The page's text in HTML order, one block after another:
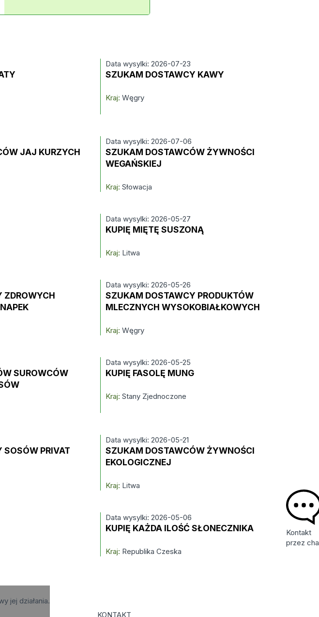
Data wysylki: 2026-07-23
SZUKAM DOSTAWCY KAWY
Kraj: Węgry
JAJ KURZYCH
Data wysylki: 2026-07-06
SZUKAM DOSTAWCÓW ŻYWNOŚCI
WEGAŃSKIEJ
Kraj: Słowacja
Data wysylki: 2026-05-27
KUPIĘ MIĘTĘ SUSZONĄ
Kraj: Litwa
ZDROWYCH
Data wysylki: 2026-05-26
SZUKAM DOSTAWCY PRODUKTÓW
MLECZNYCH WYSOKOBIAŁKOWYCH
Kraj: Węgry
SUROWCÓW
Data wysylki: 2026-05-25
KUPIĘ FASOLĘ MUNG
Kraj: Stany Zjednoczone
PRIVAT
Data wysylki: 2026-05-21
SZUKAM DOSTAWCÓW ŻYWNOŚCI
EKOLOGICZNEJ
Kraj: Litwa
Data wysylki: 2026-05-06
KUPIĘ KAŻDA ILOŚĆ SŁONECZNIKA
Kraj: Republika Czeska
Kontakt
przez
jej działania.
KONTAKT